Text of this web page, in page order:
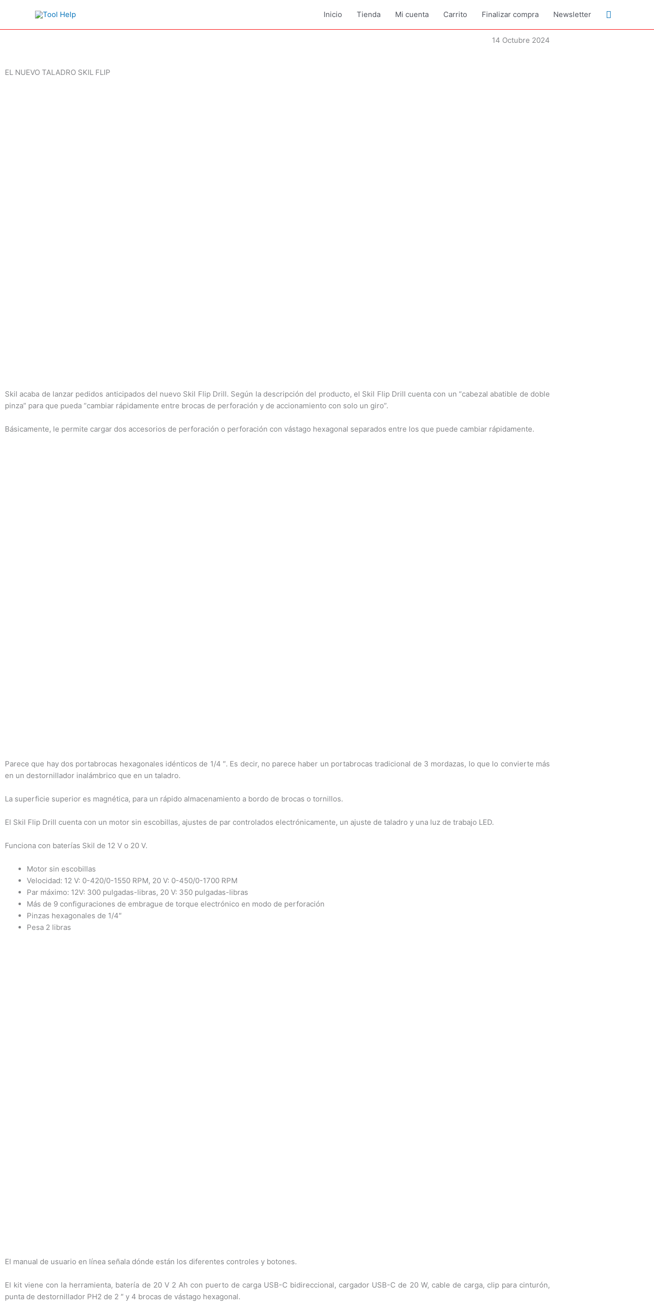
contenido
Inicio Tienda Mi cuenta Carrito Finalizar compra Newsletter Buscar
14 Octubre 2024
EL NUEVO TALADRO SKIL FLIP
Skil acaba de lanzar pedidos anticipados del nuevo Skil Flip Drill. Según la descripción del producto, el Skil Flip Drill cuenta con un “cabezal abatible de doble
pinza” para que pueda “cambiar rápidamente entre brocas de perforación y de accionamiento con solo un giro”.
Básicamente, le permite cargar dos accesorios de perforación o perforación con vástago hexagonal separados entre los que puede cambiar rápidamente.
Parece que hay dos portabrocas hexagonales idénticos de 1/4 ″. Es decir, no parece haber un portabrocas tradicional de 3 mordazas, lo que lo convierte más
en un destornillador inalámbrico que en un taladro.
La superficie superior es magnética, para un rápido almacenamiento a bordo de brocas o tornillos.
El Skil Flip Drill cuenta con un motor sin escobillas, ajustes de par controlados electrónicamente, un ajuste de taladro y una luz de trabajo LED.
Funciona con baterías Skil de 12 V o 20 V.
Motor sin escobillas
Velocidad: 12 V: 0-420/0-1550 RPM, 20 V: 0-450/0-1700 RPM
Par máximo: 12V: 300 pulgadas-libras, 20 V: 350 pulgadas-libras
Más de 9 configuraciones de embrague de torque electrónico en modo de perforación
Pinzas hexagonales de 1/4″
Pesa 2 libras
El manual de usuario en línea señala dónde están los diferentes controles y botones.
El kit viene con la herramienta, batería de 20 V 2 Ah con puerto de carga USB-C bidireccional, cargador USB-C de 20 W, cable de carga, clip para cinturón,
punta de destornillador PH2 de 2 ″ y 4 brocas de vástago hexagonal.